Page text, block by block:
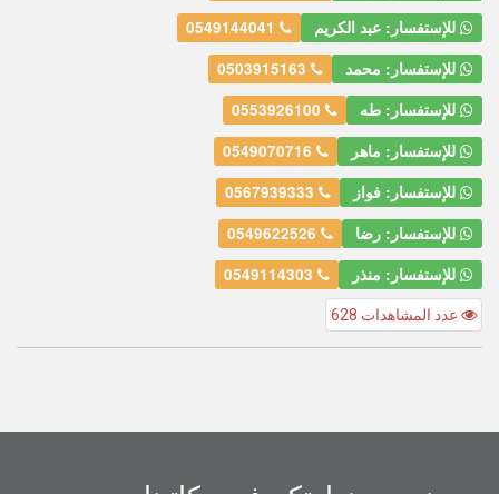
للإستفسار: عبد الكريم
للإستفسار: محمد
للإستفسار: طه
للإستفسار: ماهر
للإستفسار: فواز
للإستفسار: رضا
للإستفسار: منذر
عدد المشاهدات 628